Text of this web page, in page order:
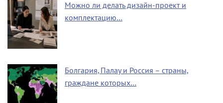
Можно ли делать дизайн-проект и
комплектацию…
Болгария, Палау и Россия – страны,
граждане которых…